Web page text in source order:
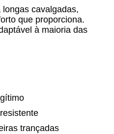
cavalgadas,
que proporciona.
à maioria das
trançadas